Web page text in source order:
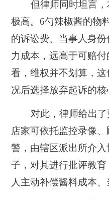
但律师同时坦言
极高。6勺辣椒酱的物
的诉讼费、当事人身
力成本，远高于可赔
看，维权并不划算，
况后选择放弃起诉的核
对此，律师给出
店家可依托监控录像
警，由辖区派出所介
子，对其进行批评教
人主动补偿酱料成本、